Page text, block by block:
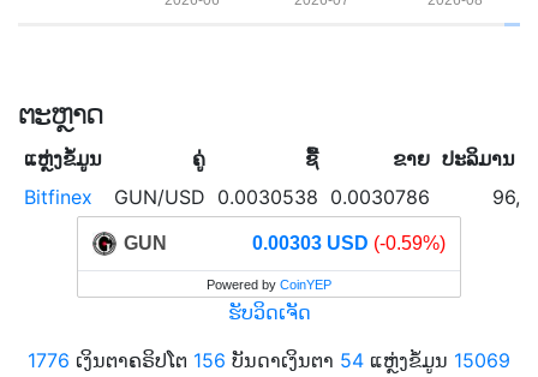
ຕະຫຼາດ
ແຫຼ່ງຂໍ້ມູນ ຄູ່ ຊື້ ຂາຍ ປະລິມານ
Bitfinex
GUN/USD 0.0030538 0.0030786
GUN 0.00303 USD (-0.59%)
Powered by CoinYEP
ຮັບວິດເຈັດ
1776 ເງິນຕາຄຣິປໂຕ 156 ບັນດາເງິນຕາ 54 ແຫຼ່ງຂໍ້ມູນ 15069